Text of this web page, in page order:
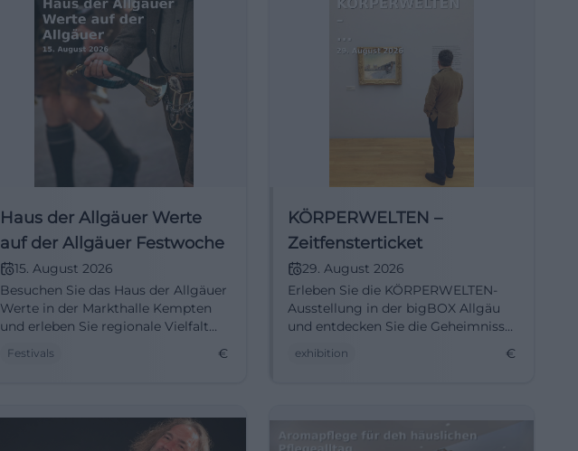
Haus der Allgäuer Werte
auf der Allgäuer Festwoche
15. August 2026
Besuchen Sie das Haus der Allgäuer
Werte in der Markthalle Kempten
und erleben Sie regionale Vielfalt
Festivals €
KÖRPERWELTEN –
Zeitfensterticket
29. August 2026
Erleben Sie die KÖRPERWELTEN-
Ausstellung in der bigBOX Allgäu
und entdecken Sie die Geheimnisse
exhibition €